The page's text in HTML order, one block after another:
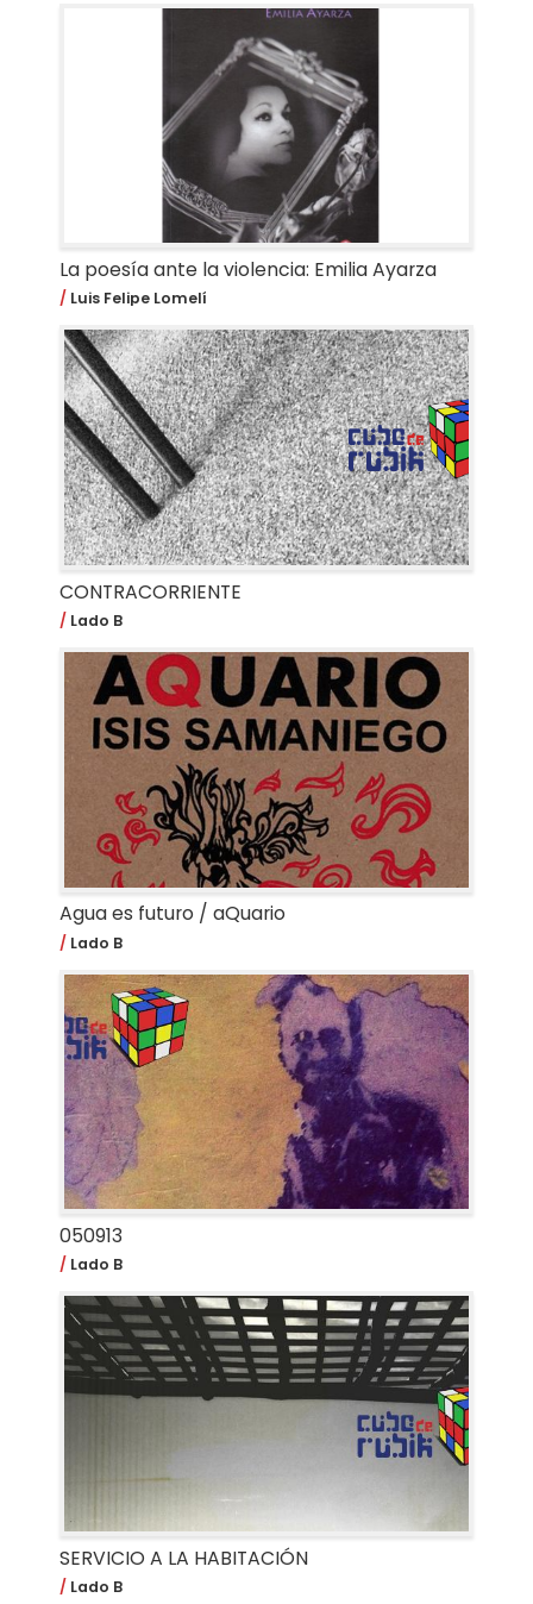
La poesía ante la violencia: Emilia Ayarza
Luis Felipe Lomelí
CONTRACORRIENTE
Lado B
Agua es futuro / aQuario
Lado B
050913
Lado B
SERVICIO A LA HABITACIÓN
Lado B